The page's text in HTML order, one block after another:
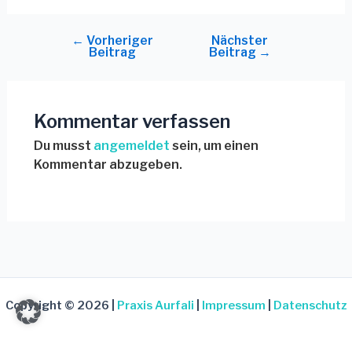
← Vorheriger
Beitrag
Nächster
Beitrag →
Kommentar verfassen
Du musst angemeldet sein, um einen
Kommentar abzugeben.
Copyright © 2026 | Praxis Aurfali Impressum Datenschutz